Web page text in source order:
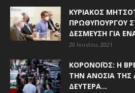
ΚΥΡΙΆΚΟΣ
ΠΡΩΘΥΠΟΥΡΓΟΎ
ΔΈΣΜΕΥΣΗ ΓΙΑ
20 Ιουνίου, 2021
ΚΟΡΟΝΟΪΌΣ: Η
ΤΗΝ ΑΝΟΣΊΑ ΤΗΣ
ΔΕΥΤΈΡΑ...